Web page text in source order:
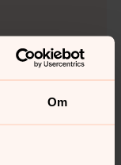
Om